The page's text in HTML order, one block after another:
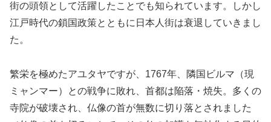
街の頭領として活躍したことでも知られています。しかし
江戸時代の鎖国政策とともに日本人街は衰退していきまし
た。
繁栄を極めたアユタヤですが、1767年、隣国ビルマ（現
ミャンマー）との戦争に敗れ、首都は陥落・焼失。多くの
寺院が破壊され、仏像の首が無数に切り落とされました